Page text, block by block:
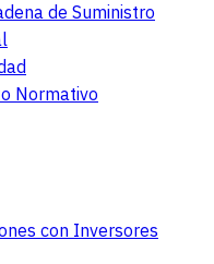
de Suministro
Normativo
con Inversores